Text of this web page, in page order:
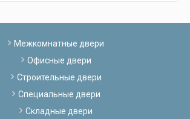
Межкомнатные двери
Офисные двери
Строительные двери
Специальные двери
Складные двери